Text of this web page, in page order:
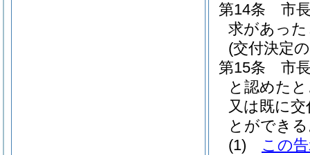
第14条
市
求があっ
(交付決定
第15条
市
と認めた
又は既に
とができ
(1)
この